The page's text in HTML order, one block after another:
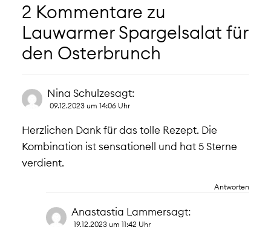
2 Kommentare zu
Lauwarmer Spargelsalat für
den Osterbrunch
Nina Schulzesagt:
09.12.2023 um 14:06 Uhr
Herzlichen Dank für das tolle Rezept. Die
Kombination ist sensationell und hat 5 Sterne
verdient.
Antworten
Anastastia Lammersagt:
19.12.2023 um 11:42 Uhr